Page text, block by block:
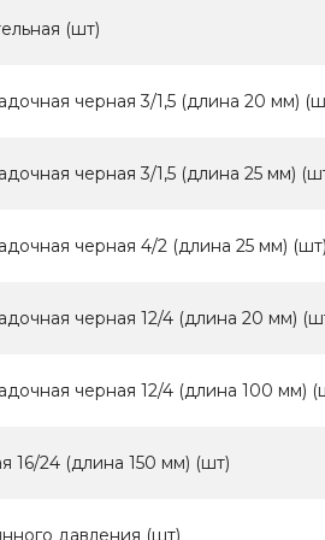
(шт)
черная 3/1,5 (длина 20 мм)
черная 3/1,5 (длина 25 мм)
черная 4/2 (длина 25 мм) (шт)
черная 12/4 (длина 20 мм)
черная 12/4 (длина 100 мм)
16/24 (длина 150 мм) (шт)
давления (шт)